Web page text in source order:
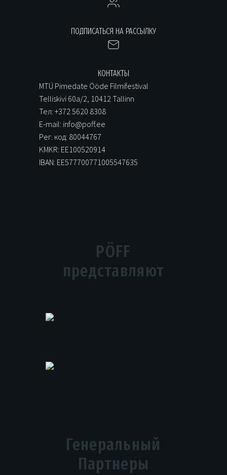
ПОДПИСАТЬСЯ НА РАССЫЛКУ
КОНТАКТЫ
MTÜ Pimedate Ööde Filmifestival
Telliskivi 60a/2, 10412 Tallinn
Тел: +372 5620 8308
E-mail: info@poff.ee
Рег. код: 80044767
KMKR: EE100520914
IBAN: EE577700771005547635
PÖFF
представляют
Генеральный
Партнеры